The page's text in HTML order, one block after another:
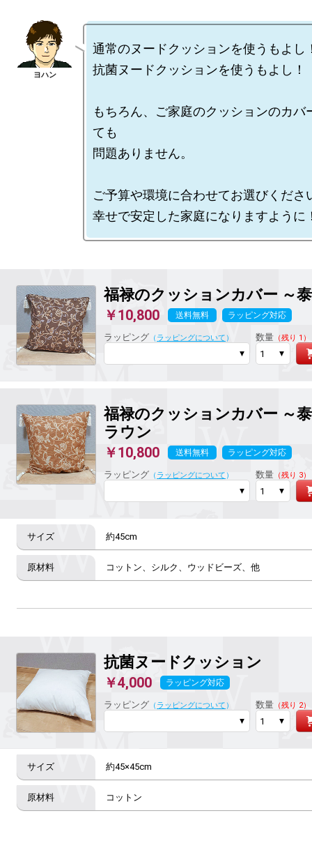
通常のヌードクッションを使うもよし
抗菌ヌードクッションを使うもよし！
もちろん、ご家庭のクッションのカバ
ても
問題ありません。
ご予算や環境に合わせてお選びくださ
福禄のクッションカバー ～
￥10,800 送料無料 ラッピング対応
ラッピング （ ラッピングについて ） 数量（残り 1）
福禄のクッションカバー ～
ラウン
￥10,800 送料無料 ラッピング対応
ラッピング （ ラッピングについて ） 数量（残り 3）
約45cm
コットン、シルク、ウッドビーズ、他
抗菌ヌードクッション
￥4,000 ラッピング対応
ラッピング （ ラッピングについて ） 数量（残り 2）
約45×45cm
コットン